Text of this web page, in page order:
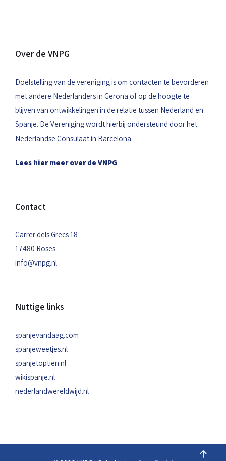
Over de VNPG
Doelstelling van de vereniging is om contacten te bevorderen
met andere Nederlanders in Gerona of op de hoogte te
blijven van ontwikkelingen in de relatie tussen Nederland en
Spanje. De Vereniging wordt hierbij ondersteund door het
Nederlandse Consulaat in Barcelona.
Lees hier meer over de VNPG
Contact
Carrer dels Grecs 18
17480 Roses
info@vnpg.nl
Nuttige links
spanjevandaag.com
spanjeweetjes.nl
spanjetoptien.nl
wikispanje.nl
nederlandwereldwijd.nl